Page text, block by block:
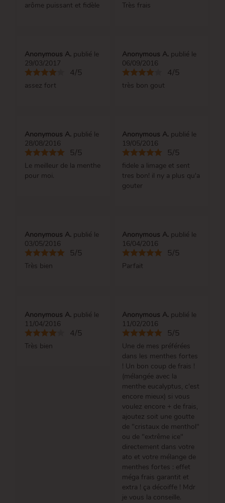
arôme puissant et fidèle Très frais
Anonymous A. publié le
29/03/2017
4/5
assez fort
Anonymous A. publié le
06/09/2016
4/5
très bon gout
Anonymous A. publié le
28/08/2016
5/5
Le meilleur de la menthe
pour moi.
Anonymous A. publié le
19/05/2016
5/5
fidele a limage et sent
tres bon! il ny a plus qu'a
gouter
Anonymous A. publié le
03/05/2016
5/5
Très bien
Anonymous A. publié le
16/04/2016
5/5
Parfait
Anonymous A. publié le
11/04/2016
4/5
Très bien
Anonymous A. publié le
11/02/2016
5/5
Une de mes préférées
dans les menthes fortes
! Un bon coup de frais !
(mélangée avec la
menthe eucalyptus, c'est
encore mieux) si vous
voulez encore + de frais,
ajoutez soit une goutte
de "cristaux de menthol"
ou de "extrême ice"
directement dans votre
ato et votre mélange de
menthes fortes : effet
méga frais garantit et
extra ! ça décoiffe ! Mdr
je vous la conseille.